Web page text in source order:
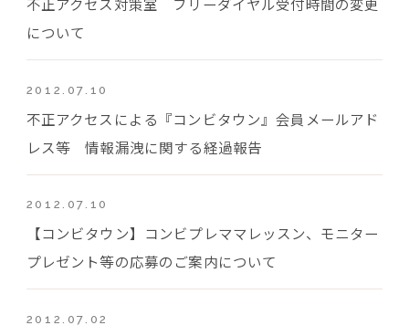
について
2012.07.10
不正アクセスによる『コンビタウン』会員メールアド
レス等 情報漏洩に関する経過報告
2012.07.10
【コンビタウン】コンビプレママレッスン、モニター
プレゼント等の応募のご案内について
2012.07.02